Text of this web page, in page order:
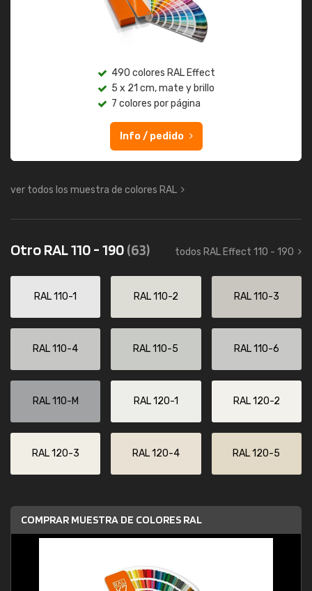
490 colores RAL Effect
5 x 21 cm, mate y brillo
7 colores por página
Info / pedido
ver todos los muestra de colores RAL
Otro RAL 110 - 190(63) todos RAL Effect 110 - 190
RAL 110-1 RAL 110-2 RAL 110-3
RAL 110-4 RAL 110-5 RAL 110-6
RAL 110-M RAL 120-1 RAL 120-2
RAL 120-3 RAL 120-4 RAL 120-5
COMPRAR MUESTRA DE COLORES RAL